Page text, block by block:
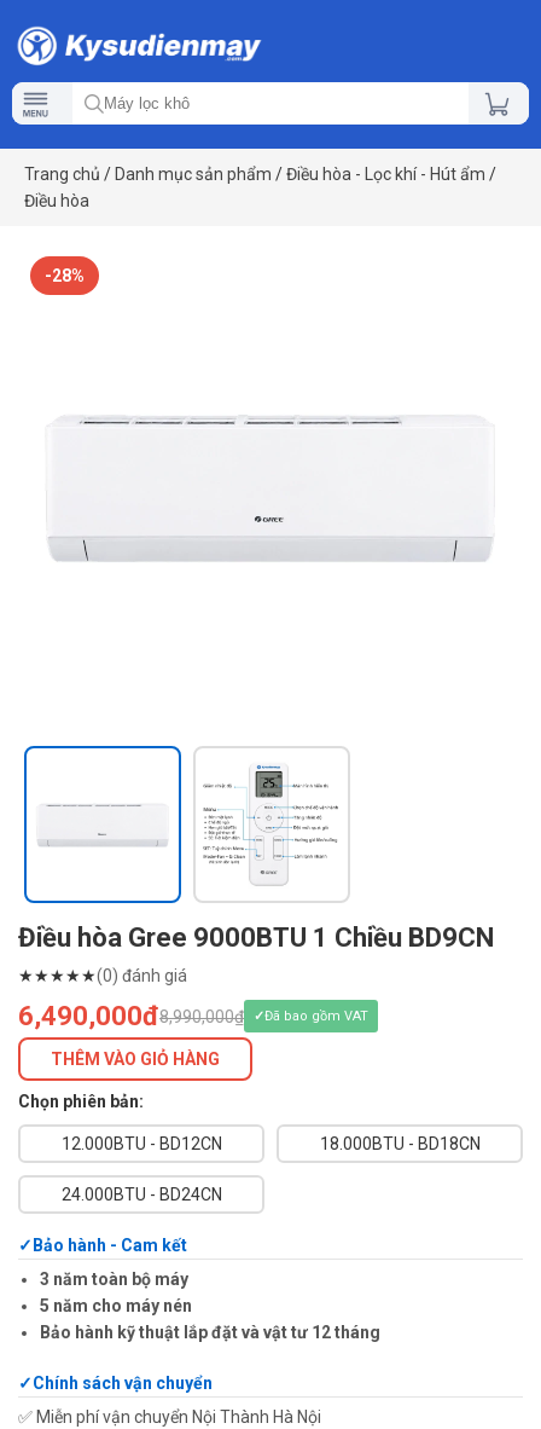
Trang chủ / Danh mục sản phẩm /Điều hòa - Lọc khí - Hút ẩm /
Điều hòa
-28%
Điều hòa Gree 9000BTU 1 Chiều BD9CN
★★★★★(0) đánh giá
6,490,000đ8,990,000₫ Đã bao gồm VAT
THÊM VÀO GIỎ HÀNG
Chọn phiên bản:
12.000BTU - BD12CN 18.000BTU - BD18CN
24.000BTU - BD24CN
Bảo hành - Cam kết
3 năm toàn bộ máy
5 năm cho máy nén
Bảo hành kỹ thuật lắp đặt và vật tư 12 tháng
Chính sách vận chuyển
✅ Miễn phí vận chuyển Nội Thành Hà Nội